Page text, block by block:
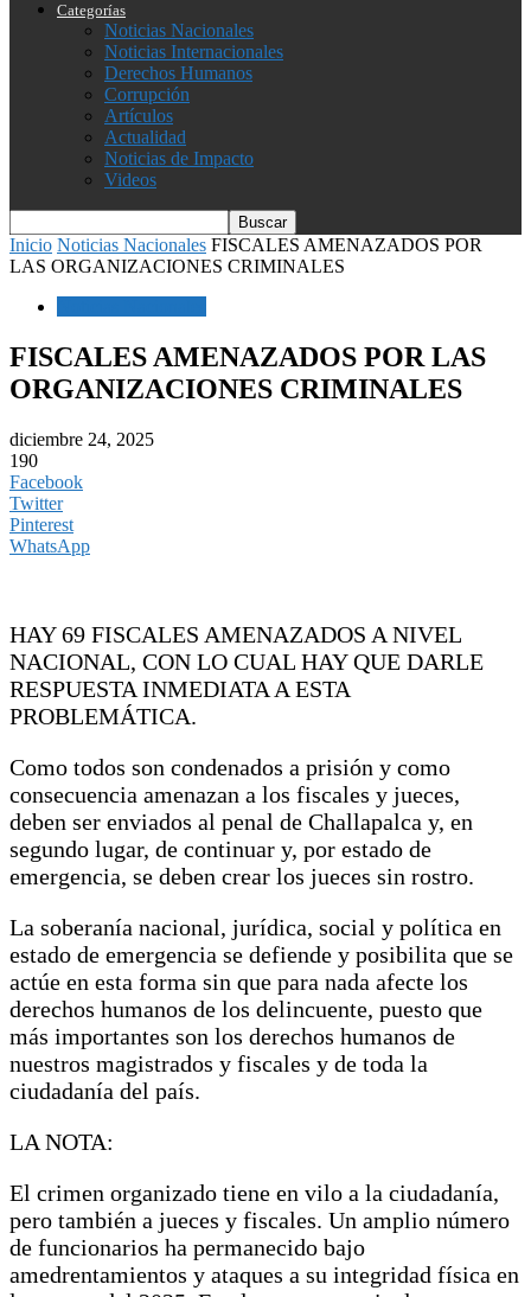
Categorías
Noticias Nacionales
Noticias Internacionales
Derechos Humanos
Corrupción
Artículos
Actualidad
Noticias de Impacto
Videos
Inicio Noticias Nacionales FISCALES AMENAZADOS POR
LAS ORGANIZACIONES CRIMINALES
FISCALES AMENAZADOS POR LAS
ORGANIZACIONES CRIMINALES
diciembre 24, 2025
190
Facebook
Twitter
Pinterest
WhatsApp
HAY 69 FISCALES AMENAZADOS A NIVEL
NACIONAL, CON LO CUAL HAY QUE DARLE
RESPUESTA INMEDIATA A ESTA
PROBLEMÁTICA.
Como todos son condenados a prisión y como
consecuencia amenazan a los fiscales y jueces,
deben ser enviados al penal de Challapalca y, en
segundo lugar, de continuar y, por estado de
emergencia, se deben crear los jueces sin rostro.
La soberanía nacional, jurídica, social y política en
estado de emergencia se defiende y posibilita que se
actúe en esta forma sin que para nada afecte los
derechos humanos de los delincuente, puesto que
más importantes son los derechos humanos de
nuestros magistrados y fiscales y de toda la
ciudadanía del país.
LA NOTA:
El crimen organizado tiene en vilo a la ciudadanía,
pero también a jueces y fiscales. Un amplio número
de funcionarios ha permanecido bajo
amedrentamientos y ataques a su integridad física en